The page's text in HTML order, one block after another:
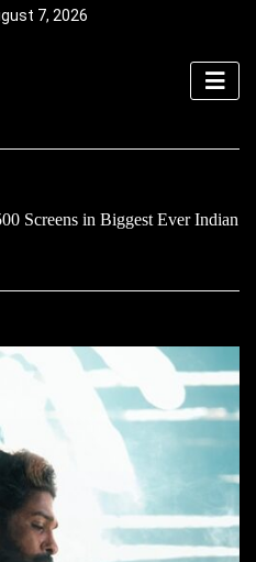
7, 2026
Screens in Biggest Ever Indian